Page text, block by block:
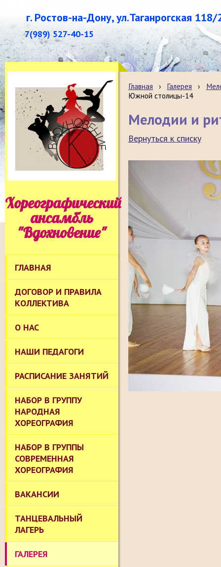
г. Ростов-на-Дону, ул.Таганрогская 118/
7(989) 527-40-15
Хореографический
ансамбль
"Вдохновение"
ГЛАВНАЯ
ДОГОВОР И ПРАВИЛА
КОЛЛЕКТИВА
О НАС
НАШИ ПЕДАГОГИ
РАСПИСАНИЕ ЗАНЯТИЙ
НАБОР В ГРУППУ
НАРОДНАЯ
ХОРЕОГРАФИЯ
НАБОР В ГРУППЫ
СОВРЕМЕННАЯ
ХОРЕОГРАФИЯ
ВАКАНСИИ
ТАНЦЕВАЛЬНЫЙ
ЛАГЕРЬ
ГАЛЕРЕЯ
Главная › Галерея ›
Южной столицы-14
Мелодии и
Вернуться к списку